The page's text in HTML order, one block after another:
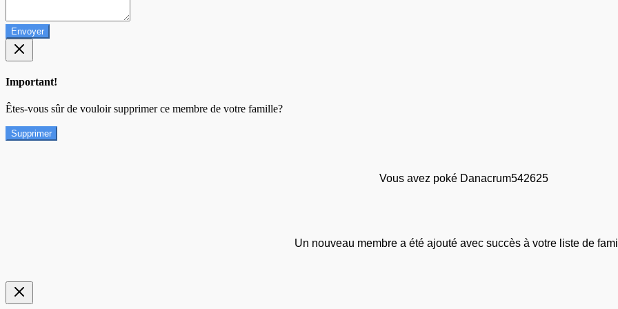
Envoyer
Important!
Êtes-vous sûr de vouloir supprimer ce membre de votre famille?
Supprimer
Vous avez poké Danacrum542625
Un nouveau membre a été ajouté avec succès à votre liste de